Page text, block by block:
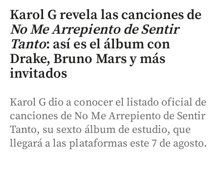
Karol G revela las canciones de
No Me Arrepiento de Sentir
Tanto: así es el álbum con
Drake, Bruno Mars y más
invitados
Karol G dio a conocer el listado oficial de
canciones de No Me Arrepiento de Sentir
Tanto, su sexto álbum de estudio, que
llegará a las plataformas este 7 de agosto.